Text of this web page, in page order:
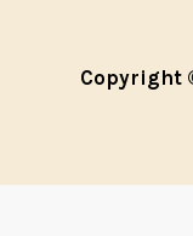
Copyright